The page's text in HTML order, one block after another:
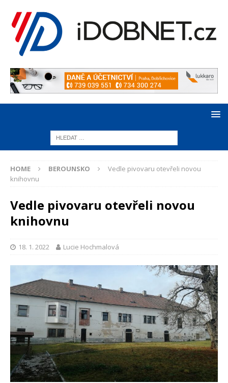
HOME BEROUNSKO
Vedle pivovaru otevřeli novou
knihovnu
Vedle pivovaru otevřeli novou
knihovnu
18. 1. 2022 Lucie Hochmalová